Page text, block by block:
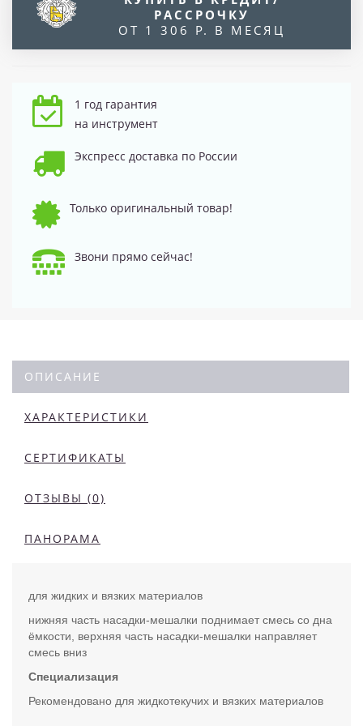
РАССРОЧКУ
ОТ 1 306 Р. В МЕСЯЦ
1 год гарантия
на инструмент
Экспресс доставка по России
Только оригинальный товар!
Звони прямо сейчас!
ОПИСАНИЕ
ХАРАКТЕРИСТИКИ
СЕРТИФИКАТЫ
ОТЗЫВЫ (0)
ПАНОРАМА
для жидких и вязких материалов
нижняя часть насадки-мешалки поднимает смесь со дна
ёмкости, верхняя часть насадки-мешалки направляет
смесь вниз
Специализация
Рекомендовано для жидкотекучих и вязких материалов